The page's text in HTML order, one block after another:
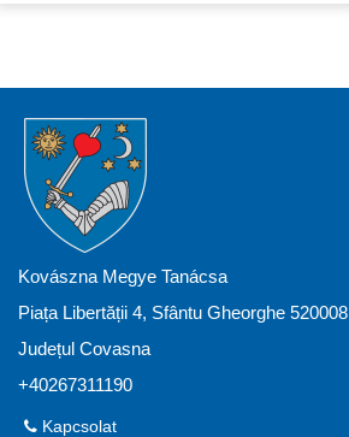
Kovászna Megye Tanácsa
Piața Libertății 4, Sfântu Gheorghe 520008
Județul Covasna
+40267311190
Kapcsolat